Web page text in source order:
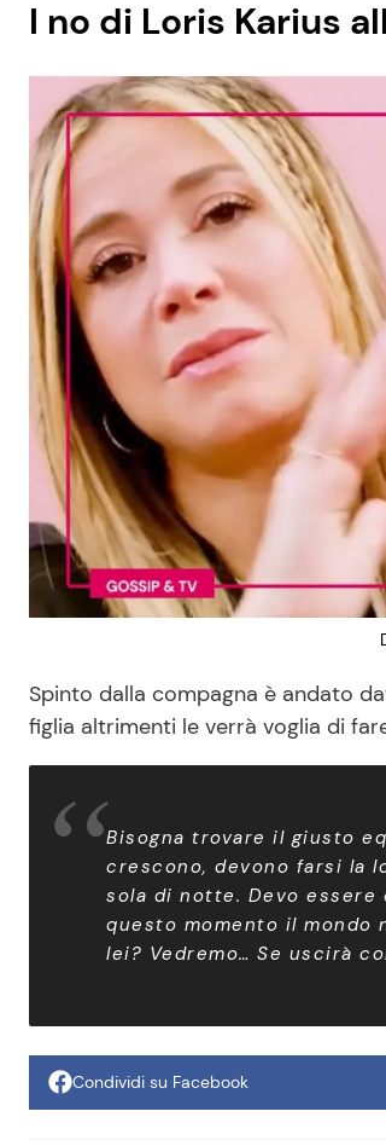
I no di Loris Karius
Spinto dalla compagna è andato
figlia altrimenti le verrà voglia di
Bisogna trovare il giusto
crescono, devono farsi la
sola di notte. Devo
questo momento il mondo
lei? Vedremo… Se uscirà
Condividi su Facebook